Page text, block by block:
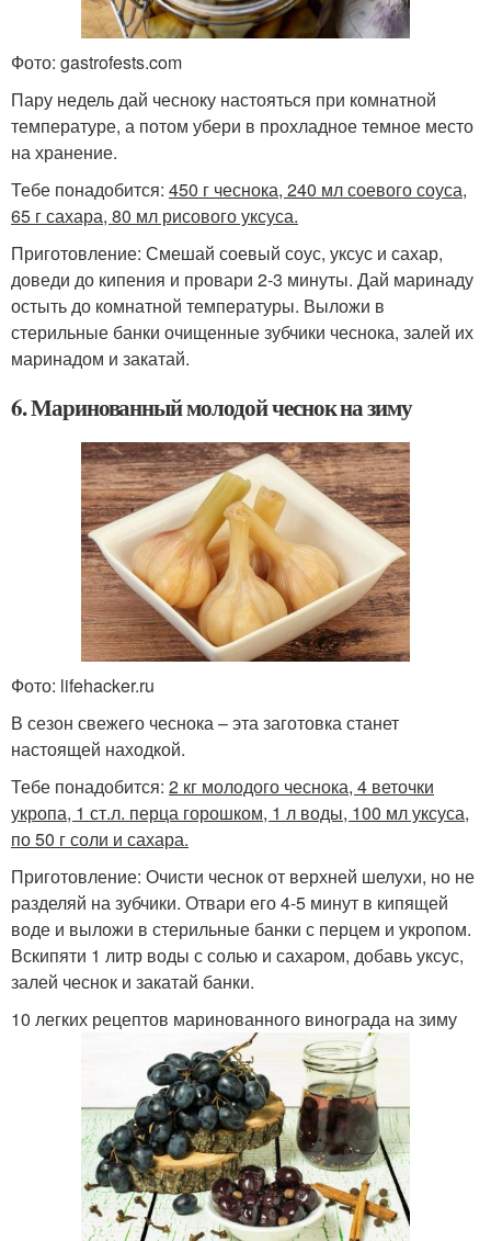
Фото: gastrofests.com
Пару недель дай чесноку настояться при комнатной
температуре, а потом убери в прохладное темное место
на хранение.
Тебе понадобится: 450 г чеснока, 240 мл соевого соуса,
65 г сахара, 80 мл рисового уксуса.
Приготовление: Смешай соевый соус, уксус и сахар,
доведи до кипения и провари 2-3 минуты. Дай маринаду
остыть до комнатной температуры. Выложи в
стерильные банки очищенные зубчики чеснока, залей их
маринадом и закатай.
6. Маринованный молодой чеснок на зиму
Фото: lifehacker.ru
В сезон свежего чеснока – эта заготовка станет
настоящей находкой.
Тебе понадобится: 2 кг молодого чеснока, 4 веточки
укропа, 1 ст.л. перца горошком, 1 л воды, 100 мл уксуса,
по 50 г соли и сахара.
Приготовление: Очисти чеснок от верхней шелухи, но не
разделяй на зубчики. Отвари его 4-5 минут в кипящей
воде и выложи в стерильные банки с перцем и укропом.
Вскипяти 1 литр воды с солью и сахаром, добавь уксус,
залей чеснок и закатай банки.
10 легких рецептов маринованного винограда на зиму